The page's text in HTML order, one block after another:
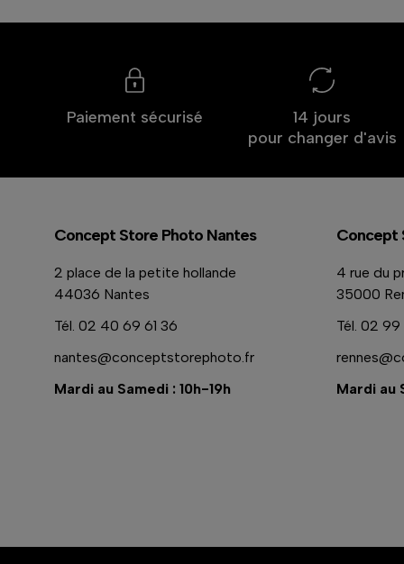
Paiement sécurisé
14 jours
pour changer d'avis
Concept Store Photo Nantes
2 place de la petite hollande
44036 Nantes
Tél. 02 40 69 61 36
nantes@conceptstorephoto.fr
Mardi au Samedi : 10h-19h
Concept
4 rue du
35000
Tél. 02 99
Mardi au